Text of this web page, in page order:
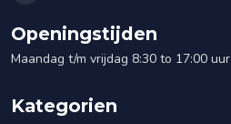
Openingstijden
Maandag t/m vrijdag 8:30 to 17:00 uur
Kategorien